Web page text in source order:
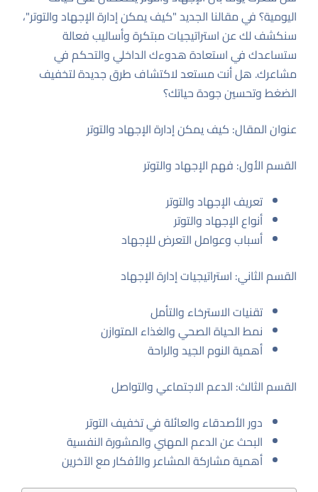
اليومية؟ في مقالنا الجديد "كيف يمكن إدارة الإجهاد والتوتر"،
سنكشف لك عن استراتيجيات مبتكرة وأساليب فعالة
ستساعدك في استعادة هدوءك الداخلي والتحكم في
مشاعرك. هل أنت مستعد لاكتشاف طرق جديدة لتخفيف
الضغط وتحسين جودة حياتك؟
عنوان المقال: كيف يمكن إدارة الإجهاد والتوتر
القسم الأول: فهم الإجهاد والتوتر
تعريف الإجهاد والتوتر
أنواع الإجهاد والتوتر
أسباب وعوامل التعرض للإجهاد
القسم الثاني: استراتيجيات إدارة الإجهاد
تقنيات الاسترخاء والتأمل
نمط الحياة الصحي والغذاء المتوازن
أهمية النوم الجيد والراحة
القسم الثالث: الدعم الاجتماعي والتواصل
دور الأصدقاء والعائلة في تخفيف التوتر
البحث عن الدعم المهني والمشورة النفسية
أهمية مشاركة المشاعر والأفكار مع الآخرين